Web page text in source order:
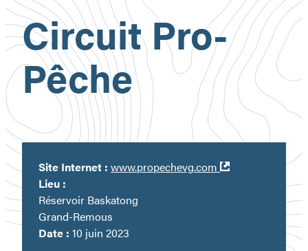
Circuit Pro-
Pêche
Date : 10 juin 2023
Lieu :
Réservoir Baskatong
Grand-Remous
Site Internet : www.propechevg.com
Ouvre